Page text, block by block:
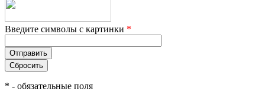
Введите символы с картинки *
* - обязательные поля